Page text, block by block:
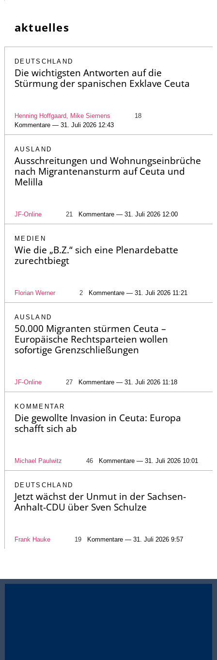
aktuelles
DEUTSCHLAND
Die wichtigsten Antworten auf die
Stürmung der spanischen Exklave Ceuta
Henning Hoffgaard, Mike Siemens
18
Kommentare — 31. Juli 2026 12:43
AUSLAND
Ausschreitungen und Wohnungseinbrüche
nach Migrantenansturm auf Ceuta und
Melilla
JF-Online 21 Kommentare — 31. Juli 2026 12:00
MEDIEN
Wie die „B.Z.“ sich eine Plenardebatte
zurechtbiegt
Florian Werner 2 Kommentare — 31. Juli 2026 11:21
AUSLAND
50.000 Migranten stürmen Ceuta –
Europäische Rechtsparteien wollen
sofortige Grenzschließungen
JF-Online 27 Kommentare — 31. Juli 2026 11:18
KOMMENTAR
Die gewollte Invasion in Ceuta: Europa
schafft sich ab
Michael Paulwitz 46 Kommentare — 31. Juli 2026 10:01
DEUTSCHLAND
Jetzt wächst der Unmut in der Sachsen-
Anhalt-CDU über Sven Schulze
Frank Hauke 19 Kommentare — 31. Juli 2026 9:57